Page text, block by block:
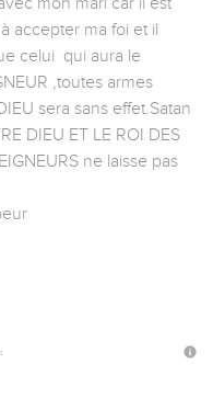
accepter ma foi et il
celui  qui aura le
,toutes armes
sera sans effet.Satan
DIEU ET LE ROI DES
ne laisse pas